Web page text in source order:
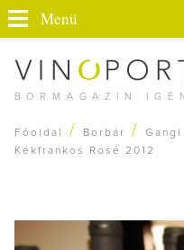
BORMAGAZIN
Menü
Főoldal / Borbár /
Kékfrankos Rosé 2012